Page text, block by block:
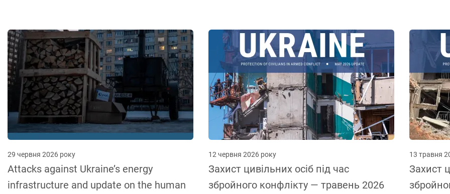
29 червня 2026 року
Attacks against Ukraine’s energy
infrastructure and update on the human
12 червня 2026 року
Захист цивільних осіб під час
збройного конфлікту — травень 2026
13 травня
Захист